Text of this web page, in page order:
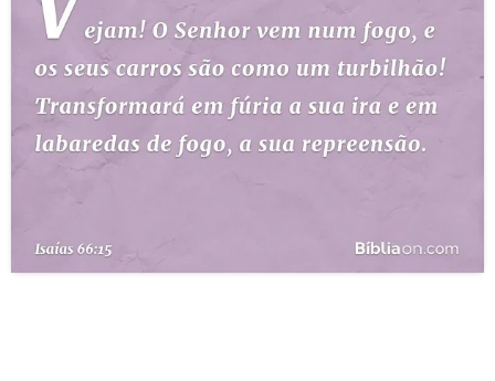
ESBOÇOS DE PREGAÇÃO
TEMAS
PERGUNTE À BÍBLIA
QUEM SOMOS